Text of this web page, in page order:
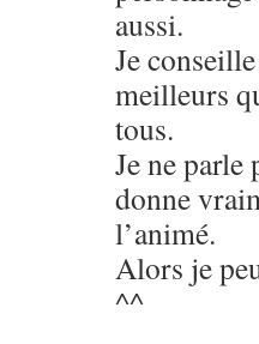
aussi.
Je
meilleurs
tous.
Je ne parle
donne
l’animé.
Alors je
^^